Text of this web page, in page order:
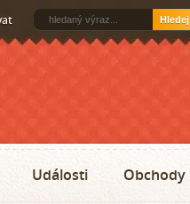
Hledej
Události Obchody